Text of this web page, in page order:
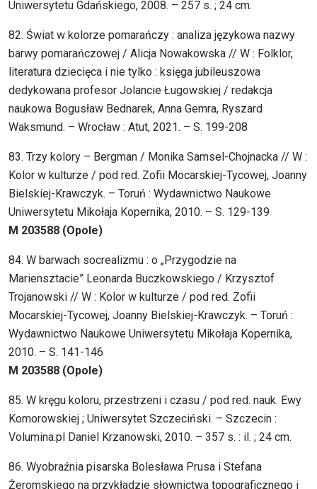
Uniwersytetu Gdańskiego, 2008. – 257 s. ; 24 cm.
82. Świat w kolorze pomarańczy : analiza językowa nazwy
barwy pomarańczowej / Alicja Nowakowska // W : Folklor,
literatura dziecięca i nie tylko : księga jubileuszowa
dedykowana profesor Jolancie Ługowskiej / redakcja
naukowa Bogusław Bednarek, Anna Gemra, Ryszard
Waksmund. – Wrocław : Atut, 2021. – S. 199-208
83. Trzy kolory – Bergman / Monika Samsel-Chojnacka // W :
Kolor w kulturze / pod red. Zofii Mocarskiej-Tycowej, Joanny
Bielskiej-Krawczyk. – Toruń : Wydawnictwo Naukowe
Uniwersytetu Mikołaja Kopernika, 2010. – S. 129-139
M 203588 (Opole)
84. W barwach socrealizmu : o „Przygodzie na
Mariensztacie” Leonarda Buczkowskiego / Krzysztof
Trojanowski // W : Kolor w kulturze / pod red. Zofii
Mocarskiej-Tycowej, Joanny Bielskiej-Krawczyk. – Toruń :
Wydawnictwo Naukowe Uniwersytetu Mikołaja Kopernika,
2010. – S. 141-146
M 203588 (Opole)
85. W kręgu koloru, przestrzeni i czasu / pod red. nauk. Ewy
Komorowskiej ; Uniwersytet Szczeciński. – Szczecin :
Volumina.pl Daniel Krzanowski, 2010. – 357 s. : il. ; 24 cm.
86. Wyobraźnia pisarska Bolesława Prusa i Stefana
Żeromskiego na przykładzie słownictwa topograficznego i